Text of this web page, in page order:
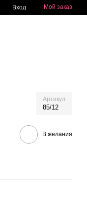
Вход Мой заказ
Артикул
85/12
В желания